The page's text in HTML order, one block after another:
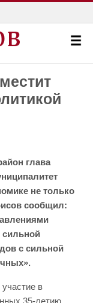
глава
не только
сообщил:
сильной
с сильной
в